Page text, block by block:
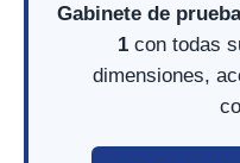
Gabinete de
1con todas
dimensiones,